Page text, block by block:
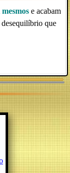
e acabam
que